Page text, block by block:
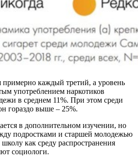
примерно каждый третий, а уровень
употреблением наркотиков
в среднем 11%. При этом среди
гораздо выше – 25%.
в дополнительном изучении, но
подростками и старшей молодежью
как среду распространения
социологи.